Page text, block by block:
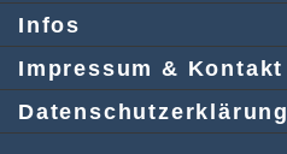
Infos
Impressum & Kontakt
Datenschutzerklärung